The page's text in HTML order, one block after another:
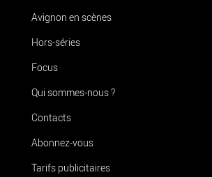
Avignon en scènes
Hors-séries
Focus
Qui sommes-nous ?
Contacts
Abonnez-vous
Tarifs publicitaires